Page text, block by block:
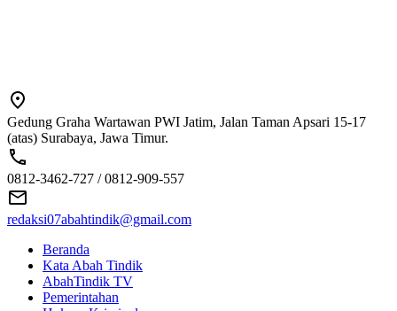
Gedung Graha Wartawan PWI Jatim, Jalan Taman Apsari 15-17
(atas) Surabaya, Jawa Timur.
0812-3462-727 / 0812-909-557
redaksi07abahtindik@gmail.com
Beranda
Kata Abah Tindik
AbahTindik TV
Pemerintahan